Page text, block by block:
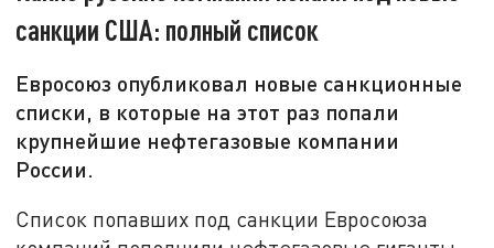
санкции США: полный список
Евросоюз опубликовал новые санкционные
списки, в которые на этот раз попали
крупнейшие нефтегазовые компании
России.
Список попавших под санкции Евросоюза